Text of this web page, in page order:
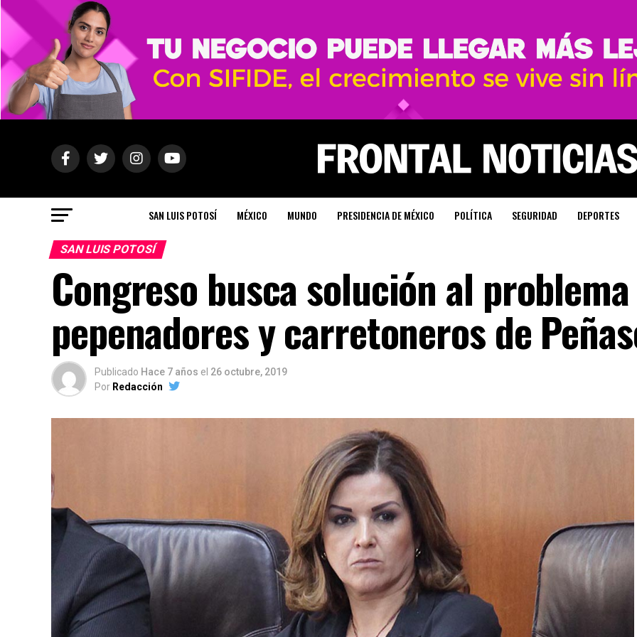
SAN LUIS POTOSÍ MÉXICO MUNDO PRESIDENCIA DE MÉXICO POLÍTICA SEGURIDAD DEPORTES
SAN LUIS POTOSÍ
Congreso busca solución al
pepenadores y carretoneros de
Publicado Hace 7 años el 26 octubre, 2019
Por Redacción